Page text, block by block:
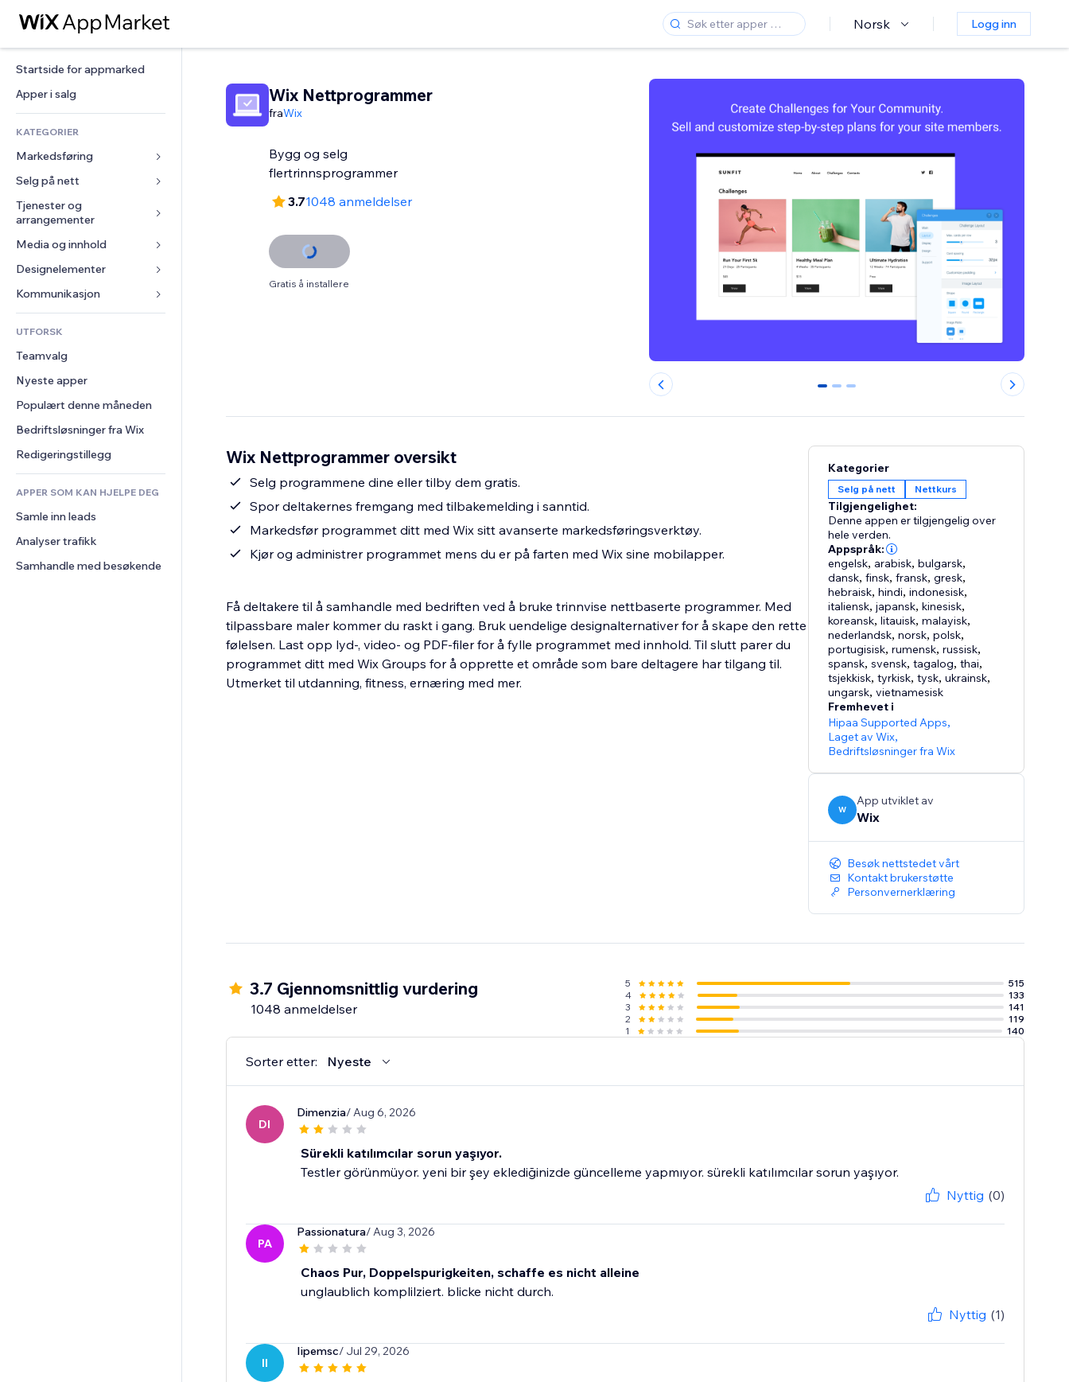
Norsk Logg inn
Startside for appmarked
Apper i salg
KATEGORIER
Markedsføring
Annonser
Mobil
Analyser
Sosiale medier
SEO
Engasjement
Nettstedsoppføringer
E-post
Konvertering
Selg på nett
Apper for butikker
Frakt og levering
Selg-knapper
Nettkurs
On-demand-utskrift
Regnskap
Kuponger og fordelsprogram
Lagerløsninger
Dropshipping
Priser og abonnement
Folkefinansiering
Mat og drikke
Tjenester og
arrangementer
Hoteller
Arrangementer
Restauranter
Eiendom
Bookinger
Media og innhold
Galleri
Musikk
Podkaster
Fotografi
Video
PDF
Fildeling
Nyheter
Designelementer
Kart og navigasjon
Personvern og sikkerhet
Klokke
Sidemaler
Bildeeffekter
Knapper og menyer
Bannere og merker
Kalkulatorer
Søk
Vær
Diagrammer og tabeller
Skjemaer
Avstemninger
Chat
Kommentarer
Telefon
Samfunn
Anmeldelser og
UTFORSK
Teamvalg
Nyeste apper
Populært denne måneden
Bedriftsløsninger fra Wix
Redigeringstillegg
APPER SOM KAN HJELPE DEG
Samle inn leads
Analyser trafikk
Samhandle med besøkende
Wix Nettprogrammer
fraWix
Bygg og selg
flertrinnsprogrammer
3.71048 anmeldelser
Gratis å installere
0 1 2
Wix Nettprogrammer oversikt
Selg programmene dine eller tilby dem gratis.
Spor deltakernes fremgang med tilbakemelding i sanntid.
Markedsfør programmet ditt med Wix sitt avanserte markedsføringsverktøy.
Kjør og administrer programmet mens du er på farten med Wix sine mobilapper.
Få deltakere til å samhandle med bedriften ved å bruke trinnvise nettbaserte programmer. Med
tilpassbare maler kommer du raskt i gang. Bruk uendelige designalternativer for å skape den rette
følelsen. Last opp lyd-, video- og PDF-filer for å fylle programmet med innhold. Til slutt parer du
programmet ditt med Wix Groups for å opprette et område som bare deltagere har tilgang til.
Utmerket til utdanning, fitness, ernæring med mer.
Kategorier
Selg på nett Nettkurs
Tilgjengelighet:
Denne appen er tilgjengelig over
hele verden.
Appspråk:
engelsk, arabisk,bulgarsk,
dansk,finsk,fransk,gresk,
hebraisk,hindi,indonesisk,
italiensk,japansk,kinesisk,
koreansk,litauisk,malayisk,
nederlandsk,norsk,polsk,
portugisisk,rumensk,russisk,
spansk,svensk,tagalog,thai,
tsjekkisk,tyrkisk,tysk,ukrainsk,
ungarsk,vietnamesisk
Fremhevet i
Hipaa Supported Apps,
Laget av Wix,
Bedriftsløsninger fra Wix
W
App utviklet av
Wix
Besøk nettstedet vårt
Kontakt brukerstøtte
Personvernerklæring
3.7 Gjennomsnittlig vurdering
1048 anmeldelser
5
515
4
133
3
141
2
119
1
140
Sorter etter: Nyeste
DI
Dimenzia/ Aug 6, 2026
Sürekli katılımcılar sorun yaşıyor.
Testler görünmüyor. yeni bir şey eklediğinizde güncelleme yapmıyor. sürekli katılımcılar sorun yaşıyor.
Nyttig (0)
PA
Passionatura/ Aug 3, 2026
Chaos Pur, Doppelspurigkeiten, schaffe es nicht alleine
unglaublich komplilziert. blicke nicht durch.
Nyttig (1)
II
Iipemsc/ Jul 29, 2026